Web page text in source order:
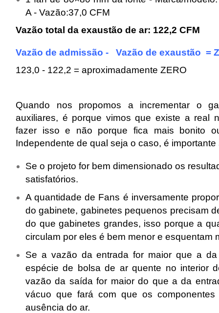
A - Vazão:37,0 CFM
Vazão total da exaustão de ar: 122,2 CFM
Vazão de admissão - Vazão de exaustão =
123,0 - 122,2 = aproximadamente ZERO
Quando nos propomos a incrementar o
auxiliares, é porque vimos que existe a real
fazer isso e não porque fica mais bonito
Independente de qual seja o caso, é importante
Se o projeto for bem dimensionado os
satisfatórios.
A quantidade de Fans é inversamente
do gabinete, gabinetes pequenos precisam
do que gabinetes grandes, isso porque a
circulam por eles é bem menor e esquentam
Se a vazão da entrada for maior que a
espécie de bolsa de ar quente no interior
vazão da saída for maior do que a da
vácuo que fará com que os
ausência do ar.